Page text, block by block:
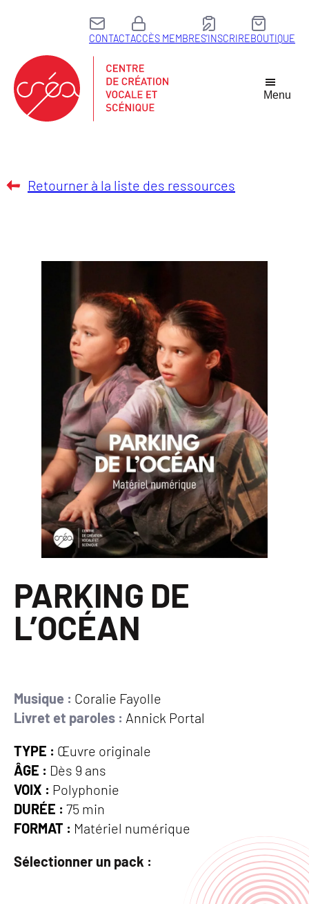
CONTACTACCÈS MEMBRES’INSCRIREBOUTIQUE
Menu
Retourner à la liste des ressources
PARKING DE
L’OCÉAN
Musique : Coralie Fayolle
Livret et paroles : Annick Portal
TYPE : Œuvre originale
ÂGE : Dès 9 ans
VOIX : Polyphonie
DURÉE : 75 min
FORMAT : Matériel numérique
Sélectionner un pack :